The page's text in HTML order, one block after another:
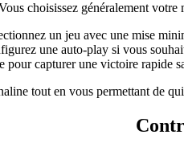
choisissez généralement votre
un jeu avec une mise
une auto‑play si vous
pour capturer une victoire rapide
tout en vous permettant de